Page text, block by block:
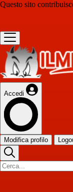
Questo sito
Accedi
Modifica profilo